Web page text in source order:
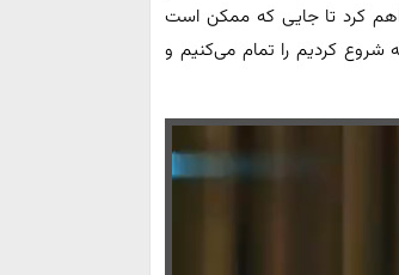
کرد تا جایی که ممکن است
شروع کردیم را تمام می‌کنیم و